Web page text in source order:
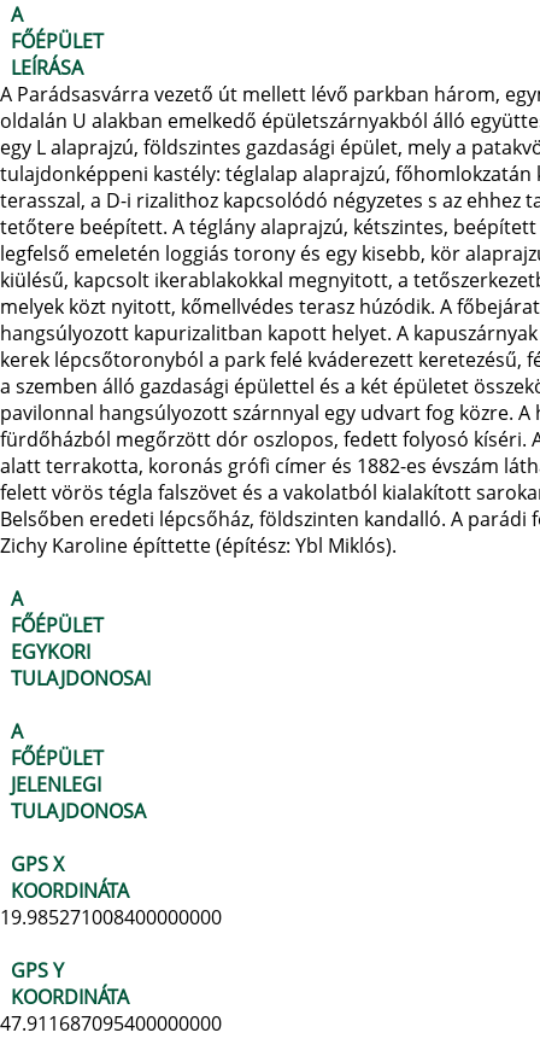
A
FŐÉPÜLET
LEÍRÁSA
A Parádsasvárra vezető út mellett lévő parkban három,
oldalán U alakban emelkedő épületszárnyakból álló
egy L alaprajzú, földszintes gazdasági épület, mely a
tulajdonképpeni kastély: téglalap alaprajzú,
terasszal, a D-i rizalithoz kapcsolódó négyzetes s az
tetőtere beépített. A téglány alaprajzú, kétszintes,
legfelső emeletén loggiás torony és egy kisebb, kör
kiülésű, kapcsolt ikerablakokkal megnyitott, a
melyek közt nyitott, kőmellvédes terasz húzódik. A
hangsúlyozott kapurizalitban kapott helyet. A
kerek lépcsőtoronyból a park felé kváderezett keretezésű,
a szemben álló gazdasági épülettel és a két épületet
pavilonnal hangsúlyozott szárnnyal egy udvart fog közre.
fürdőházból megőrzött dór oszlopos, fedett folyosó kíséri.
alatt terrakotta, koronás grófi címer és 1882-es évszám
felett vörös tégla falszövet és a vakolatból kialakított
Belsőben eredeti lépcsőház, földszinten kandalló. A
Zichy Karoline építtette (építész: Ybl Miklós).
A
FŐÉPÜLET
EGYKORI
TULAJDONOSAI
A
FŐÉPÜLET
JELENLEGI
TULAJDONOSA
GPS X
KOORDINÁTA
19.985271008400000000
GPS Y
KOORDINÁTA
47.911687095400000000